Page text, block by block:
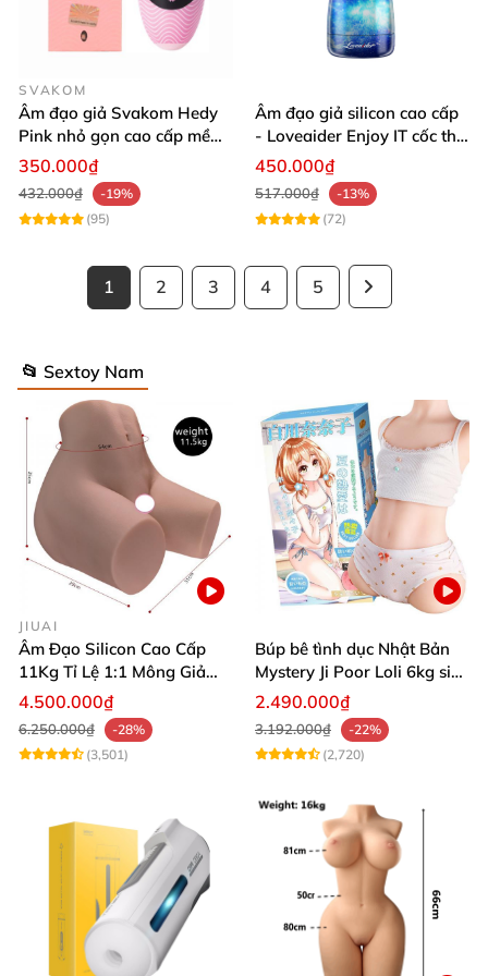
SVAKOM
Âm đạo giả Svakom Hedy
Pink nhỏ gọn cao cấp mềm
mịn giá tốt
350.000₫
432.000₫
-19%
(95)
Âm đạo giả silicon cao cấp
- Loveaider Enjoy IT cốc thủ
dâm ôm khít
450.000₫
517.000₫
-13%
(72)
1 2 3 4 5
📂 Sextoy Nam
JIUAI
Âm Đạo Silicon Cao Cấp
11Kg Tỉ Lệ 1:1 Mông Giả
Nguyên Khối Kích Thước
Thật Jiuai Nhật Bản
4.500.000₫
6.250.000₫
-28%
(3,501)
Búp bê tình dục Nhật Bản
Mystery Ji Poor Loli 6kg siêu
thực
2.490.000₫
3.192.000₫
-22%
(2,720)